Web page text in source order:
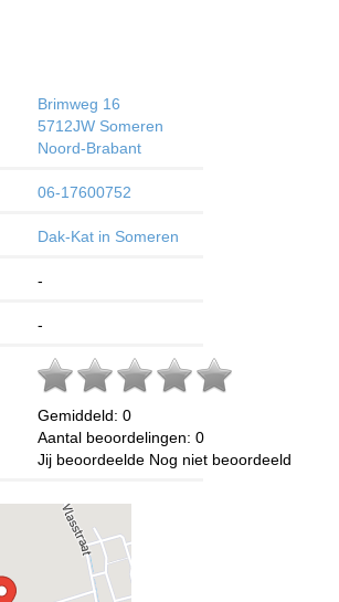
Brimweg 16
5712JW Someren
Noord-Brabant
06-17600752
Dak-Kat in Someren
-
-
Gemiddeld: 0
Aantal beoordelingen: 0
Jij beoordeelde Nog niet beoordeeld